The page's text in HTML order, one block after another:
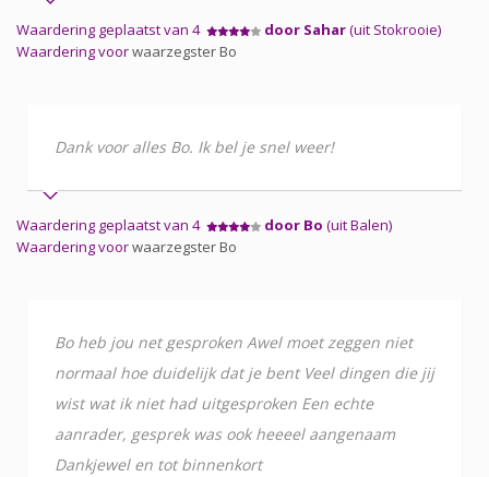
Waardering geplaatst van 4 door Sahar(uit Stokrooie)
Waardering voorwaarzegster Bo
Dank voor alles Bo. Ik bel je snel weer!
Waardering geplaatst van 4 door Bo (uit Balen)
Waardering voorwaarzegster Bo
Bo heb jou net gesproken Awel moet zeggen niet
normaal hoe duidelijk dat je bent Veel dingen die jij
wist wat ik niet had uitgesproken Een echte
aanrader, gesprek was ook heeeel aangenaam
Dankjewel en tot binnenkort